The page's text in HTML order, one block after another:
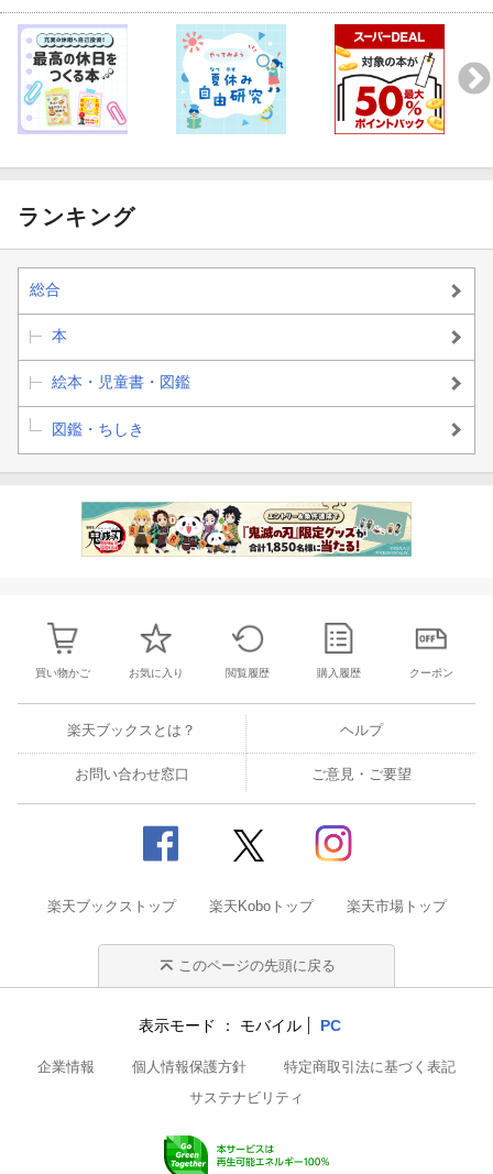
ランキング
総合
本
絵本・児童書・図鑑
図鑑・ちしき
買い物かご お気に入り 閲覧履歴 購入履歴 クーポン
楽天ブックスとは？ ヘルプ
お問い合わせ窓口 ご意見・ご要望
楽天ブックストップ 楽天Koboトップ 楽天市場トップ
このページの先頭に戻る
表示モード モバイル PC
企業情報 個人情報保護方針
特定商取引法に基づく表記
サステナビリティ